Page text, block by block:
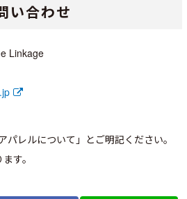
い合わせ
Linkage
パレルについて」とご明記ください。
す。